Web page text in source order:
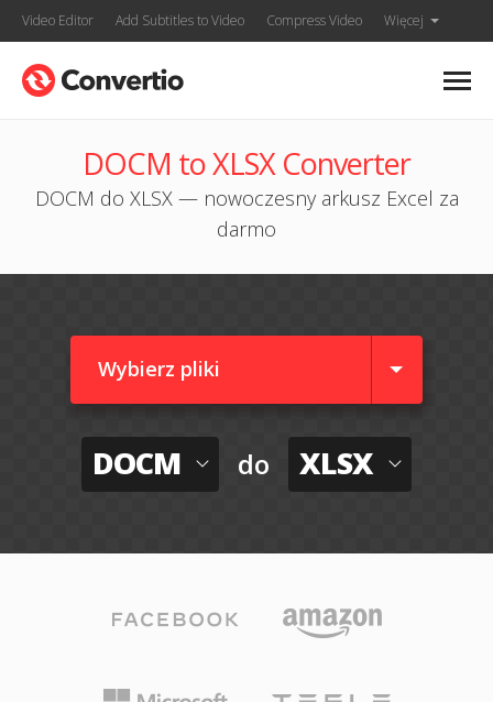
Video Editor Add Subtitles to Video Compress Video Więcej
DOCM to XLSX Converter
DOCM do XLSX — nowoczesny arkusz Excel za
darmo
Wybierz pliki
DOCM do XLSX